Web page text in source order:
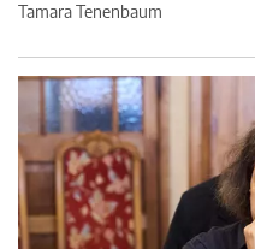
Tamara Tenenbaum